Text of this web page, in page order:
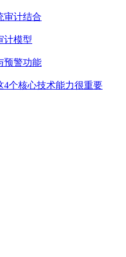
审计结合
计模型
预警功能
个核心技术能力很重要